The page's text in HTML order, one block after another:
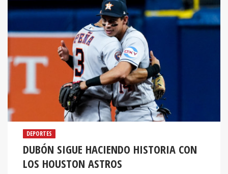
DUBÓN SIGUE HACIENDO HISTORIA CON
LOS HOUSTON ASTROS
El hondureño extendió su racha a 20 juegos